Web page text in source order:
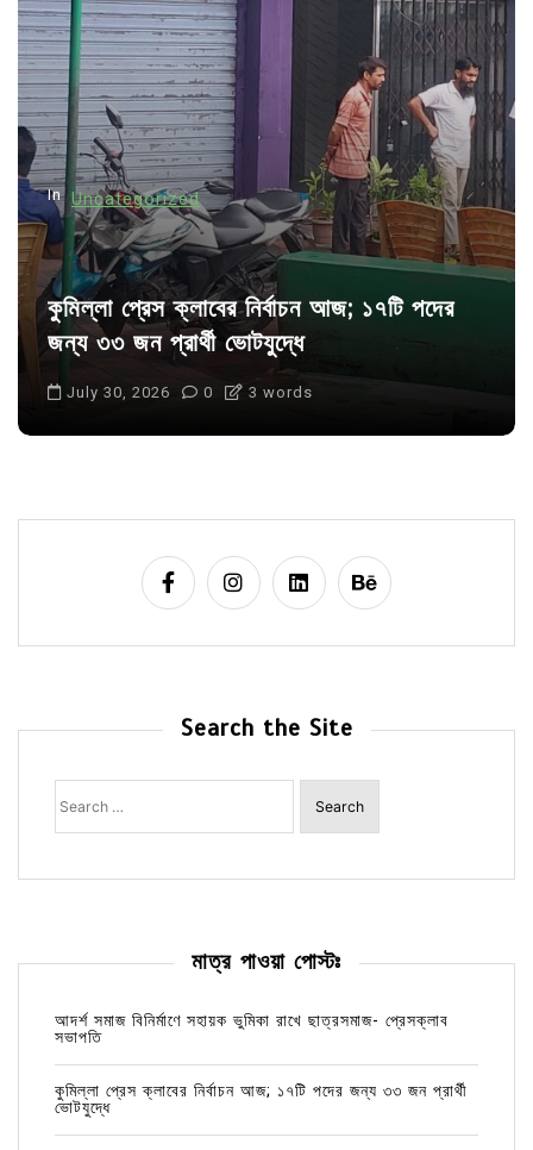
a
t
i
o
n
In Uncategorized
কুমিল্লা প্রেস ক্লাবের নির্বাচন আজ; ১৭টি পদের
জন্য ৩৩ জন প্রার্থী ভোটযুদ্ধে
July 30, 2026 0 3 words
Search the Site
Search
for:
মাত্র পাওয়া পোস্টঃ
আদর্শ সমাজ বিনির্মাণে সহায়ক ভুমিকা রাখে ছাত্রসমাজ- প্রেসক্লাব
সভাপতি
কুমিল্লা প্রেস ক্লাবের নির্বাচন আজ; ১৭টি পদের জন্য ৩৩ জন প্রার্থী
ভোটযুদ্ধে